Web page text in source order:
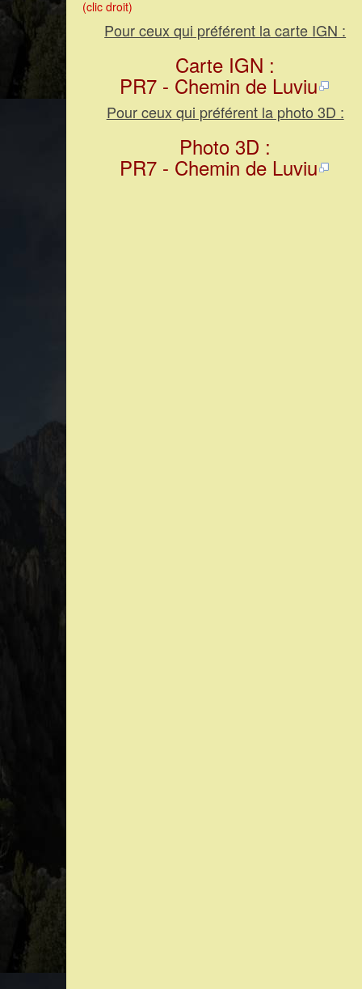
(clic droit)
Pour ceux qui préférent la carte IGN :
Carte IGN :
PR7 - Chemin de Luviu
Pour ceux qui préférent la photo 3D :
Photo 3D :
PR7 - Chemin de Luviu